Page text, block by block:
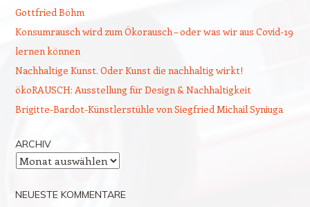
Gottfried Böhm
Konsumrausch wird zum Ökorausch – oder was wir aus Covid-19
lernen können
Nachhaltige Kunst. Oder Kunst die nachhaltig wirkt!
ökoRAUSCH: Ausstellung für Design & Nachhaltigkeit
Brigitte-Bardot-Künstlerstühle von Siegfried Michail Syniuga
ARCHIV
Archiv
NEUESTE KOMMENTARE